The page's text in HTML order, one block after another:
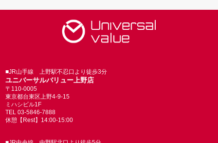
■JR山手線 上野駅不忍口より徒歩3分
ユニバーサルバリュー上野店
〒110-0005
東京都台東区上野4-9-15
ミハシビル1F
TEL 03-5846-7888
休憩【Rest】14:00-15:00